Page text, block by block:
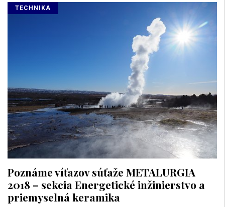
TECHNIKA
Poznáme víťazov súťaže METALURGIA
2018 – sekcia Energetické inžinierstvo a
priemyselná keramika